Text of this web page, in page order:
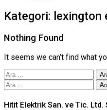
Kategori:
Nothing Found
It seems we can’t find what
Arama:
Arama:
Hitit Elektrik San. ve Tic. Ltd.